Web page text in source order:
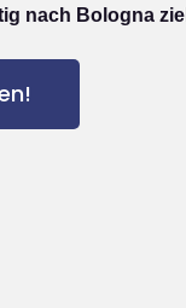
nach Bologna